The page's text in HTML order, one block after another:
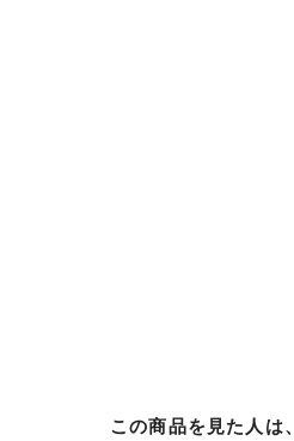
この商品を見た人は